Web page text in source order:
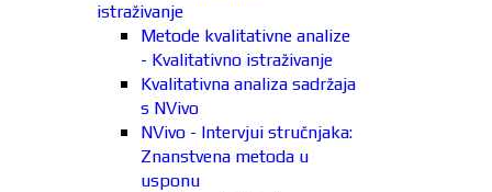
istraživanje
Metode kvalitativne analize
- Kvalitativno istraživanje
Kvalitativna analiza sadržaja
s NVivo
NVivo - Intervjui stručnjaka:
Znanstvena metoda u
usponu